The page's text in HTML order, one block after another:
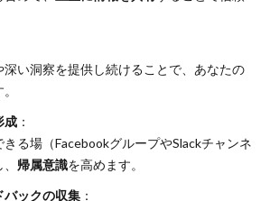
い洞察を提供し続けることで、あなたの
成 ：
る場（FacebookグループやSlackチャンネ
帰属意識を高めます。
バックの収集 ：